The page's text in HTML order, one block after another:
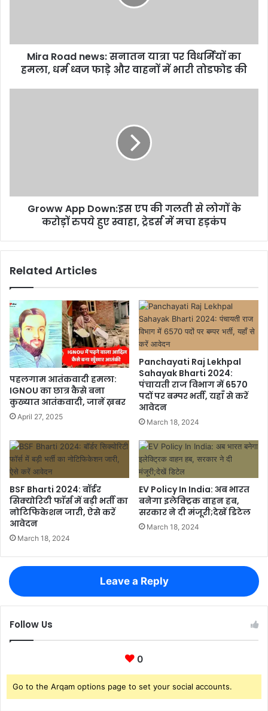
Mira Road news: सनातन यात्रा पर विधर्मियों का
हमला, धर्म ध्वज फाड़े और वाहनों में भारी तोडफोड की
Groww App Down:इस एप की गलती से लोगों के
करोड़ों रुपये हुए स्वाहा, ट्रेडर्स में मचा हड़कंप
Related Articles
पहलगाम आतंकवादी हमला:
IGNOU का छात्र कैसे बना
कुख्यात आतंकवादी, जानें ख़बर
April 27, 2025
Panchayati Raj Lekhpal
Sahayak Bharti 2024:
पंचायती राज विभाग में 6570
पदों पर बम्पर भर्ती, यहाँ से करें
आवेदन
March 18, 2024
BSF Bharti 2024: बॉर्डर
सिक्योरिटी फाॅर्स में बड़ी भर्ती का
नोटिफिकेशन जारी, ऐसे करें
आवेदन
March 18, 2024
EV Policy In India: अब भारत
बनेगा इलेक्ट्रिक वाहन हब,
सरकार ने दी मंजूरी;देखें डिटेल
March 18, 2024
Leave a Reply
Follow Us
0
Go to the Arqam options page to set your social accounts.